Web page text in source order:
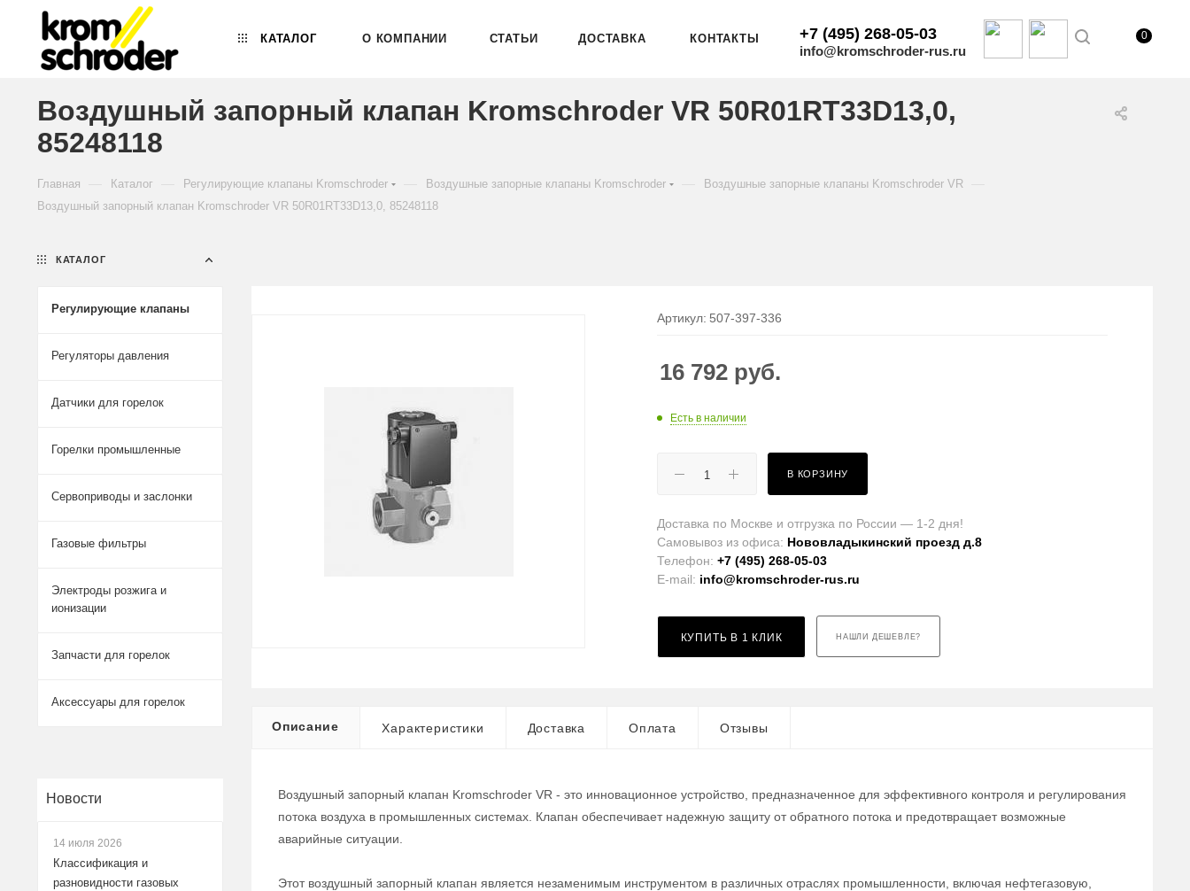
КАТАЛОГ О КОМПАНИИ СТАТЬИ ДОСТАВКА КОНТАКТЫ +7 (495) 268-05-03
info@kromschroder-rus.ru
0
Воздушный запорный клапан Kromschroder VR 50R01RT33D13,0,
85248118
Главная Каталог Регулирующие клапаны Kromschroder Воздушные запорные клапаны Kromschroder Воздушные запорные клапаны Kromschroder VR
Воздушный запорный клапан Kromschroder VR 50R01RT33D13,0, 85248118
Артикул: 507-397-336
16 792 руб.
Есть в наличии
В КОРЗИНУ
Доставка по Москве и отгрузка по России — 1-2 дня!
Самовывоз из офиса: Нововладыкинский проезд д.8
Телефон:+7 (495) 268-05-03
E-mail: info@kromschroder-rus.ru
КУПИТЬ В 1 КЛИК НАШЛИ ДЕШЕВЛЕ?
Описание Характеристики Доставка Оплата Отзывы
Воздушный запорный клапан Kromschroder VR - это инновационное устройство, предназначенное для эффективного контроля и регулирования
потока воздуха в промышленных системах. Клапан обеспечивает надежную защиту от обратного потока и предотвращает возможные
аварийные ситуации.
Этот воздушный запорный клапан является незаменимым инструментом в различных отраслях промышленности, включая нефтегазовую,
КАТАЛОГ
Регулирующие клапаны
Регуляторы давления
Датчики для горелок
Горелки промышленные
Сервоприводы и заслонки
Газовые фильтры
Электроды розжига и
ионизации
Запчасти для горелок
Аксессуары для горелок
Новости
14 июля 2026
Классификация и
разновидности газовых